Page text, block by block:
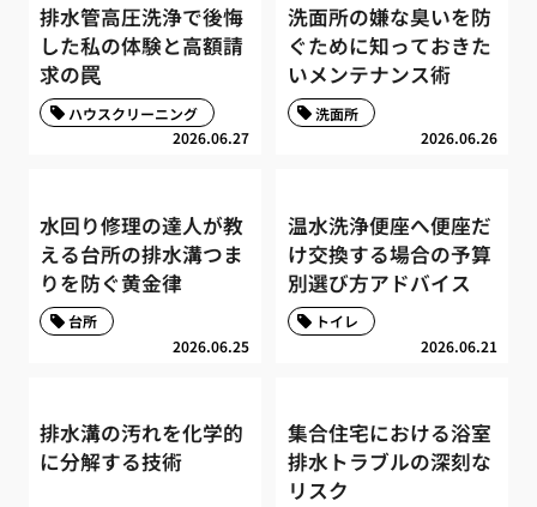
排水管高圧洗浄で後悔
した私の体験と高額請
求の罠
2026.06.27
ハウスクリーニング
洗面所の嫌な臭いを防
ぐために知っておきた
いメンテナンス術
2026.06.26
洗面所
水回り修理の達人が教
える台所の排水溝つま
りを防ぐ黄金律
2026.06.25
台所
温水洗浄便座へ便座だ
け交換する場合の予算
別選び方アドバイス
2026.06.21
トイレ
排水溝の汚れを化学的
に分解する技術
集合住宅における浴室
排水トラブルの深刻な
リスク